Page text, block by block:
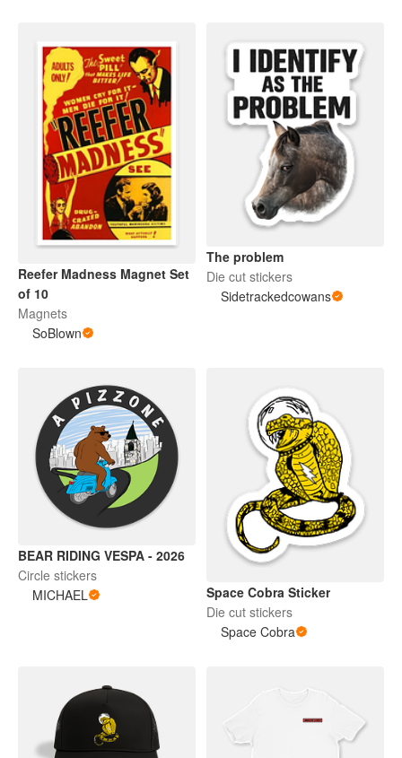
Reefer Madness Magnet Set
of 10
Magnets
SoBlown
The problem
Die cut stickers
Sidetrackedcowans
BEAR RIDING VESPA - 2026
Circle stickers
MICHAEL
Space Cobra Sticker
Die cut stickers
Space Cobra